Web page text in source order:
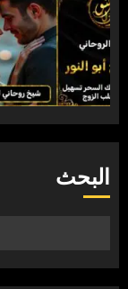
البحث